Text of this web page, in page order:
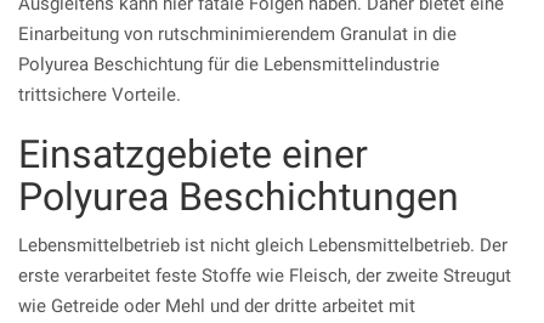
Einarbeitung von rutschminimierendem Granulat in die
Polyurea Beschichtung für die Lebensmittelindustrie
trittsichere Vorteile.
Einsatzgebiete einer
Polyurea Beschichtungen
Lebensmittelbetrieb ist nicht gleich Lebensmittelbetrieb. Der
erste verarbeitet feste Stoffe wie Fleisch, der zweite Streugut
wie Getreide oder Mehl und der dritte arbeitet mit